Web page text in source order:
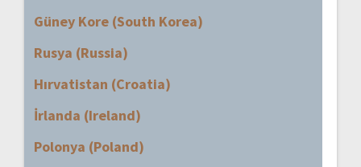
Güney Kore (South Korea)
Rusya (Russia)
Hırvatistan (Croatia)
İrlanda (Ireland)
Polonya (Poland)